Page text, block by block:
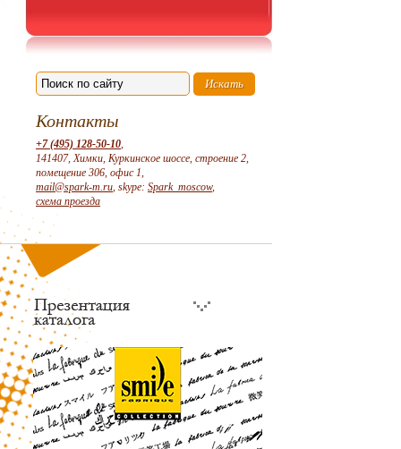
Контакты
+7 (495) 128-50-10,
141407, Химки, Куркинское шоссе, строение 2,
помещение 306, офис 1,
mail@spark-m.ru, skype: Spark_moscow,
схема проезда